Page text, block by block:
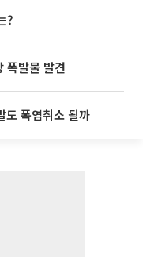
?
폭발물 발견
도 폭염취소 될까